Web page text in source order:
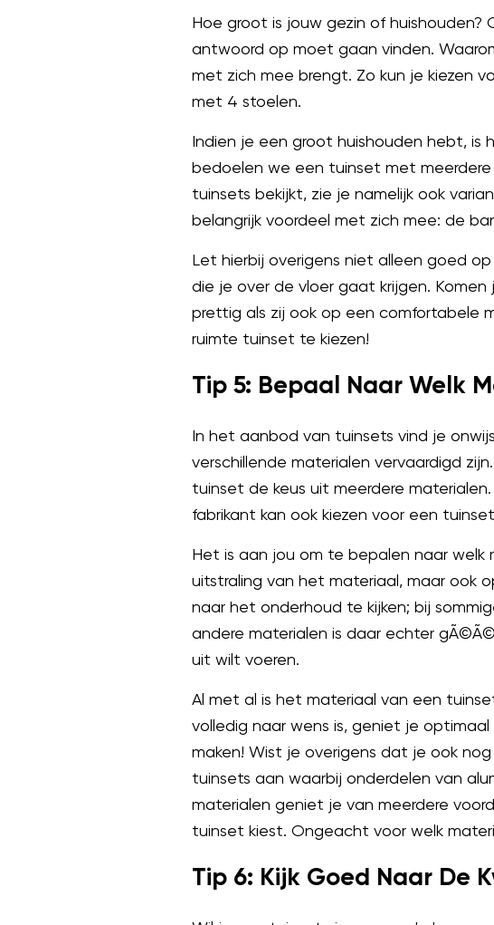
Hoe groot is jouw gezin of huishouden?
antwoord op moet gaan vinden.
met zich mee brengt. Zo kun je kiezen
met 4 stoelen.
Indien je een groot huishouden hebt, is
bedoelen we een tuinset met
tuinsets bekijkt, zie je namelijk ook
belangrijk voordeel met zich mee: de
Let hierbij overigens niet alleen goed
die je over de vloer gaat krijgen.
prettig als zij ook op een comfortabele
ruimte tuinset te kiezen!
Tip 5: Bepaal Naar Welk
In het aanbod van tuinsets vind je
verschillende materialen vervaardigd
tuinset de keus uit meerdere
fabrikant kan ook kiezen voor een
Het is aan jou om te bepalen naar
uitstraling van het materiaal, maar ook
naar het onderhoud te kijken; bij
andere materialen is daar echter
uit wilt voeren.
Al met al is het materiaal van een
volledig naar wens is, geniet je
maken! Wist je overigens dat je ook
tuinsets aan waarbij onderdelen van
materialen geniet je van meerdere
tuinset kiest. Ongeacht voor welk
Tip 6: Kijk Goed Naar De